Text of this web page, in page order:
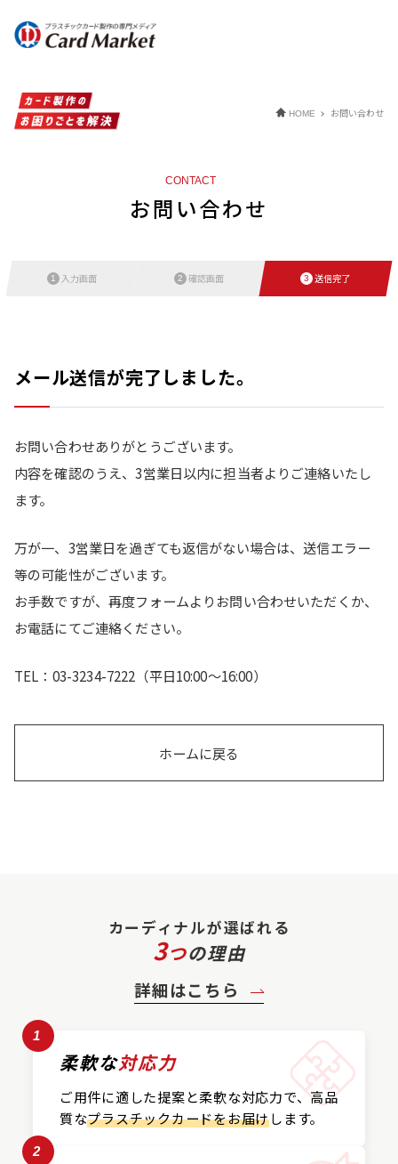
HOME お問い合わせ
CONTACT
お問い合わせ
1 入力画面 2 確認画面 3 送信完了
メール送信が完了しました。
お問い合わせありがとうございます。
内容を確認のうえ、3営業日以内に担当者よりご連絡いたし
ます。
万が一、3営業日を過ぎても返信がない場合は、送信エラー
等の可能性がございます。
お手数ですが、再度フォームよりお問い合わせいただくか、
お電話にてご連絡ください。
TEL：03-3234-7222（平日10:00～16:00）
ホームに戻る
カーディナルが選ばれる
3つの理由
詳細はこちら
1
柔軟な対応力
ご用件に適した提案と柔軟な対応力で、高品
質なプラスチックカードをお届けします。
2